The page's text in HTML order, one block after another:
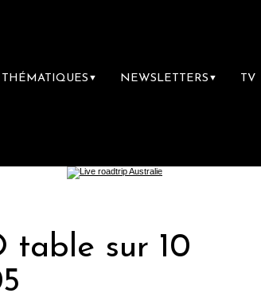
THÉMATIQUES ▼ NEWSLETTERS ▼ TV
table sur 10